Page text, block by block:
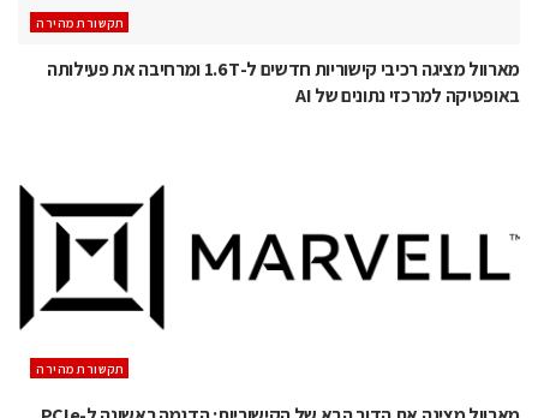
תקשורת מהירה
מארוול מציגה רכיבי קישוריות חדשים ל-1.6T ומרחיבה את פעילותה
באופטיקה למרכזי נתונים של AI
תקשורת מהירה